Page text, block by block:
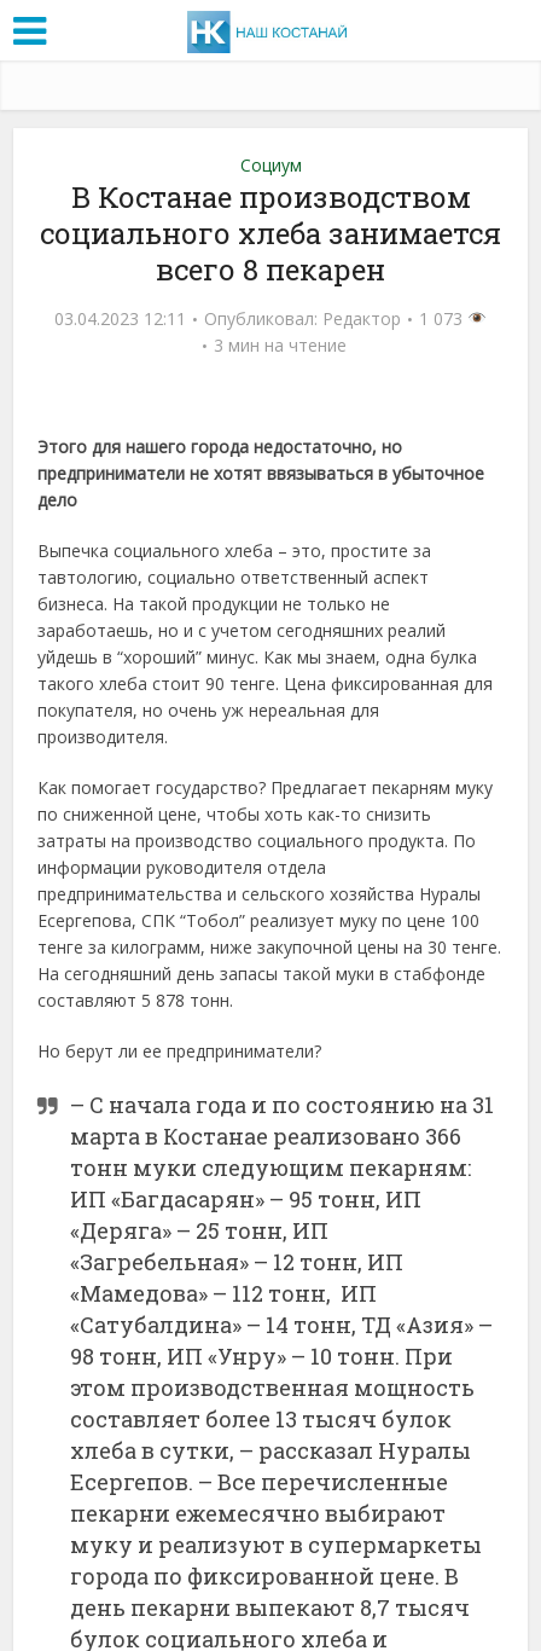
Социум
В Костанае производством
социального хлеба занимается
всего 8 пекарен
03.04.2023 12:11 Опубликовал: Редактор
1 073
3 мин на чтение
Этого для нашего города недостаточно, но
предприниматели не хотят ввязываться в убыточное
дело
Выпечка социального хлеба – это, простите за
тавтологию, социально ответственный аспект
бизнеса. На такой продукции не только не
заработаешь, но и с учетом сегодняшних реалий
уйдешь в “хороший” минус. Как мы знаем, одна булка
такого хлеба стоит 90 тенге. Цена фиксированная для
покупателя, но очень уж нереальная для
производителя.
Как помогает государство? Предлагает пекарням муку
по сниженной цене, чтобы хоть как-то снизить
затраты на производство социального продукта. По
информации руководителя отдела
предпринимательства и сельского хозяйства Нуралы
Есергепова, СПК “Тобол” реализует муку по цене 100
тенге за килограмм, ниже закупочной цены на 30 тенге.
На сегодняшний день запасы такой муки в стабфонде
составляют 5 878 тонн.
Но берут ли ее предприниматели?
– С начала года и по состоянию на 31
марта в Костанае реализовано 366
тонн муки следующим пекарням:
ИП «Багдасарян» – 95 тонн, ИП
«Деряга» – 25 тонн, ИП
«Загребельная» – 12 тонн, ИП
«Мамедова» – 112 тонн, ИП
«Сатубалдина» – 14 тонн, ТД «Азия» –
98 тонн, ИП «Унру» – 10 тонн. При
этом производственная мощность
составляет более 13 тысяч булок
хлеба в сутки, – рассказал Нуралы
Есергепов. – Все перечисленные
пекарни ежемесячно выбирают
муку и реализуют в супермаркеты
города по фиксированной цене. В
день пекарни выпекают 8,7 тысяч
булок социального хлеба и